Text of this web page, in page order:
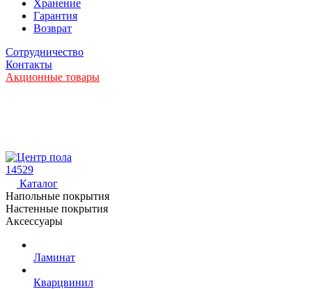
Хранение
Гарантия
Возврат
Сотрудничество
Контакты
Акционные товары
14529
Каталог
Напольные покрытия
Настенные покрытия
Аксессуары
Ламинат
Кварцвинил